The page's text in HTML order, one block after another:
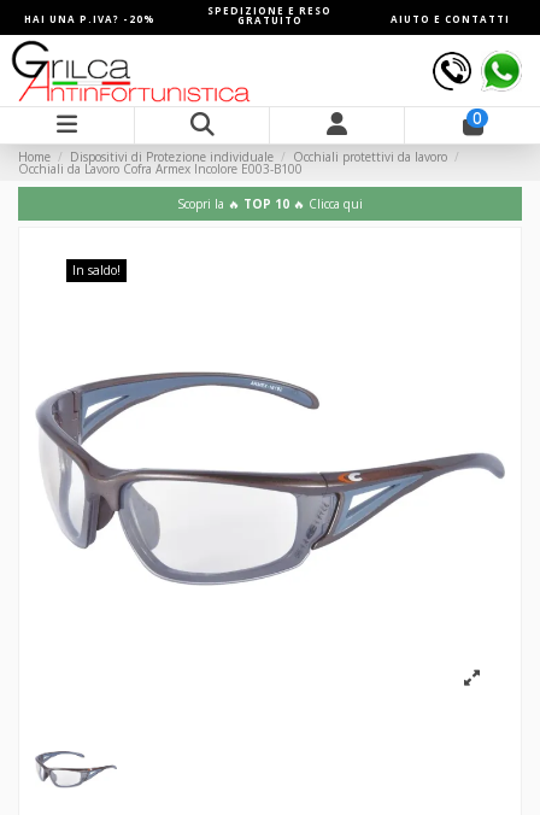
HAI UNA P.IVA? -20%
SPEDIZIONE E RESO
GRATUITO AIUTO E CONTATTI
0
Home Dispositivi di Protezione individuale Occhiali protettivi da lavoro
Occhiali da Lavoro Cofra Armex Incolore E003-B100
Scopri la 🔥 TOP 10 🔥 Clicca qui
In saldo!